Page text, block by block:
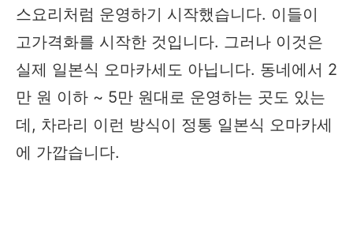
스요리처럼 운영하기 시작했습니다. 이들이
고가격화를 시작한 것입니다. 그러나 이것은
실제 일본식 오마카세도 아닙니다. 동네에서 2
만 원 이하 ~ 5만 원대로 운영하는 곳도 있는
데, 차라리 이런 방식이 정통 일본식 오마카세
에 가깝습니다.